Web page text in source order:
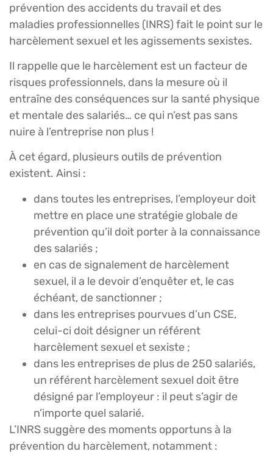
prévention des accidents du travail et des
maladies professionnelles (INRS) fait le point sur le
harcèlement sexuel et les agissements sexistes.
Il rappelle que le harcèlement est un facteur de
risques professionnels, dans la mesure où il
entraîne des conséquences sur la santé physique
et mentale des salariés… ce qui n’est pas sans
nuire à l’entreprise non plus !
À cet égard, plusieurs outils de prévention
existent. Ainsi :
dans toutes les entreprises, l’employeur doit
mettre en place une stratégie globale de
prévention qu’il doit porter à la connaissance
des salariés ;
en cas de signalement de harcèlement
sexuel, il a le devoir d’enquêter et, le cas
échéant, de sanctionner ;
dans les entreprises pourvues d’un CSE,
celui-ci doit désigner un référent
harcèlement sexuel et sexiste ;
dans les entreprises de plus de 250 salariés,
un référent harcèlement sexuel doit être
désigné par l’employeur : il peut s’agir de
n’importe quel salarié.
L’INRS suggère des moments opportuns à la
prévention du harcèlement, notamment :